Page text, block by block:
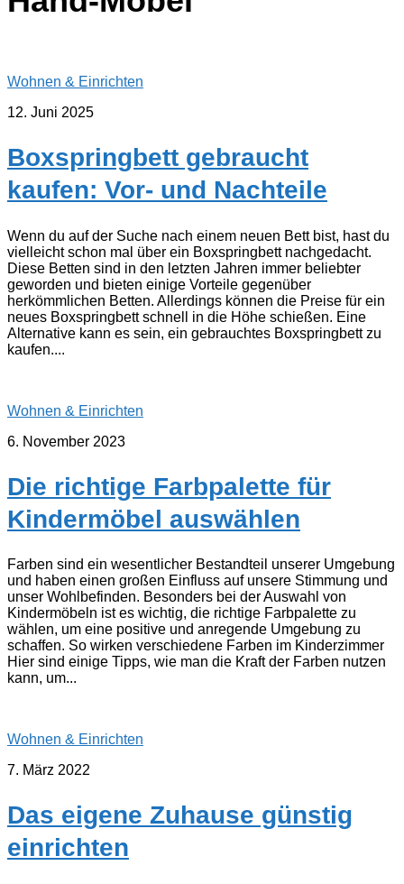
Wohnen & Einrichten
12. Juni 2025
Boxspringbett gebraucht
kaufen: Vor- und Nachteile
Wenn du auf der Suche nach einem neuen Bett bist, hast du
vielleicht schon mal über ein Boxspringbett nachgedacht.
Diese Betten sind in den letzten Jahren immer beliebter
geworden und bieten einige Vorteile gegenüber
herkömmlichen Betten. Allerdings können die Preise für ein
neues Boxspringbett schnell in die Höhe schießen. Eine
Alternative kann es sein, ein gebrauchtes Boxspringbett zu
kaufen....
Wohnen & Einrichten
6. November 2023
Die richtige Farbpalette für
Kindermöbel auswählen
Farben sind ein wesentlicher Bestandteil unserer Umgebung
und haben einen großen Einfluss auf unsere Stimmung und
unser Wohlbefinden. Besonders bei der Auswahl von
Kindermöbeln ist es wichtig, die richtige Farbpalette zu
wählen, um eine positive und anregende Umgebung zu
schaffen. So wirken verschiedene Farben im Kinderzimmer
Hier sind einige Tipps, wie man die Kraft der Farben nutzen
kann, um...
Wohnen & Einrichten
7. März 2022
Das eigene Zuhause günstig
einrichten